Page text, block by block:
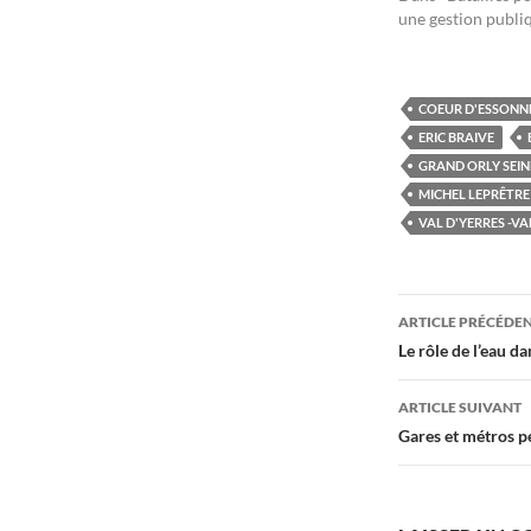
une gestion
COEUR
ERIC BRAIVE
GRAND ORLY
MICHEL LEPRÊTRE
VAL D'YERRES -
des
articles
ARTICLE
Le rôle de l’eau
ARTICLE SUIVANT
Gares et métros